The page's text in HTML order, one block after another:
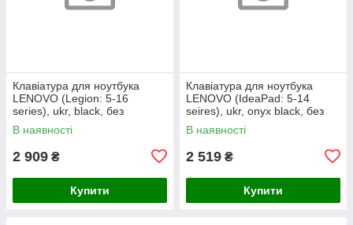
Клавіатура для ноутбука
LENOVO (Legion: 5-16
series), ukr, black, без
фрейма, підсвічування
клавіш
В наявності
2 909 ₴
Купити
Клавіатура для ноутбука
LENOVO (IdeaPad: 5-14
seires), ukr, onyx black, без
фрейму, підсвічування клавіш
(copilot)
В наявності
2 519 ₴
Купити